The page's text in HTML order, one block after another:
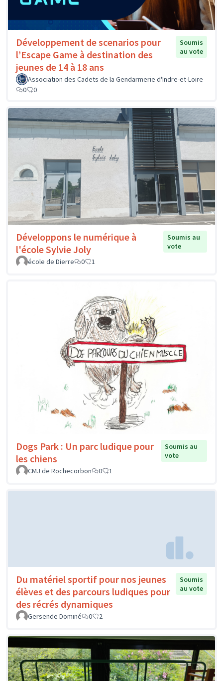
Développement de scenarios pour
l’Escape Game à destination des
jeunes de 14 à 18 ans
Soumis
au vote
Association des Cadets de la Gendarmerie d'Indre-et-Loire
0
0
Développons le numérique à
l'école Sylvie Joly
Soumis au
vote
école de Dierre
0 1
Dogs Park : Un parc ludique pour
les chiens
Soumis au
vote
CMJ de Rochecorbon
0 1
Du matériel sportif pour nos jeunes
élèves et des parcours ludiques pour
des récrés dynamiques
Soumis
au vote
Gersende Dominé 0 2